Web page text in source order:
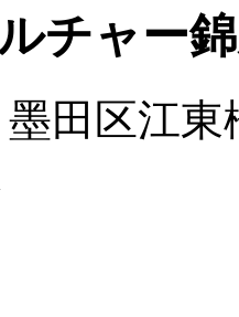
チャー
田区江東